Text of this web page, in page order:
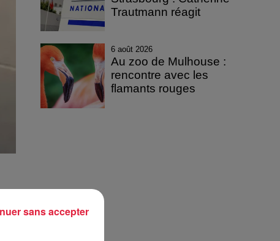
Trautmann réagit
6 août 2026
Au zoo de Mulhouse :
rencontre avec les
flamants rouges
sans accepter